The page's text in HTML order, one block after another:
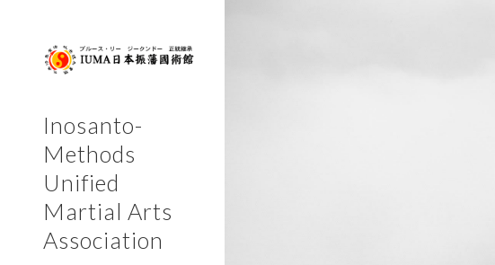
Inosanto-
Methods
Unified
Martial Arts
Association